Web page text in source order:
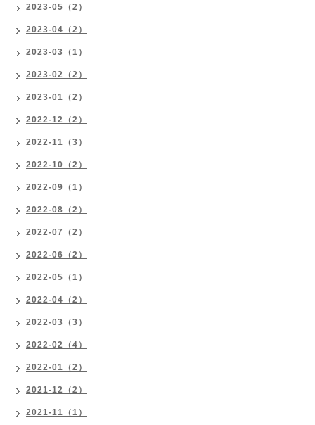
2023-05（2）
2023-04（2）
2023-03（1）
2023-02（2）
2023-01（2）
2022-12（2）
2022-11（3）
2022-10（2）
2022-09（1）
2022-08（2）
2022-07（2）
2022-06（2）
2022-05（1）
2022-04（2）
2022-03（3）
2022-02（4）
2022-01（2）
2021-12（2）
2021-11（1）